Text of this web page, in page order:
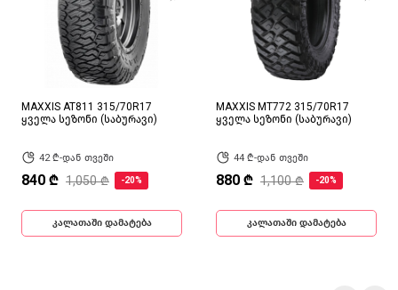
MAXXIS AT811 315/70R17
ყველა სეზონი (საბურავი)
42 ₾-დან თვეში
840 ₾ 1,050 ₾ -20%
კალათაში დამატება
MAXXIS MT772 315/70R17
ყველა სეზონი (საბურავი)
44 ₾-დან თვეში
880 ₾ 1,100 ₾ -20%
კალათაში დამატება